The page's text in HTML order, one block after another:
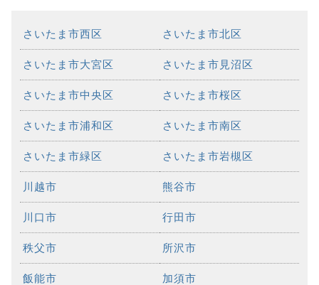
さいたま市西区 さいたま市北区
さいたま市大宮区 さいたま市見沼区
さいたま市中央区 さいたま市桜区
さいたま市浦和区 さいたま市南区
さいたま市緑区 さいたま市岩槻区
川越市 熊谷市
川口市 行田市
秩父市 所沢市
飯能市 加須市